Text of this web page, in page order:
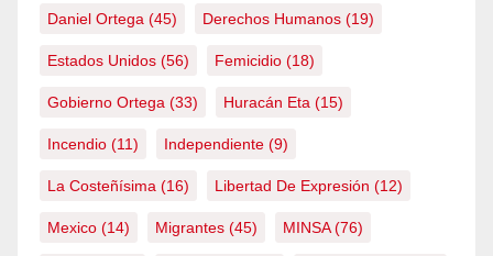
Daniel Ortega (45) Derechos Humanos (19)
Estados Unidos (56) Femicidio (18)
Gobierno Ortega (33) Huracán Eta (15)
Incendio (11) Independiente (9)
La Costeñísima (16) Libertad De Expresión (12)
Mexico (14) Migrantes (45) MINSA(76)